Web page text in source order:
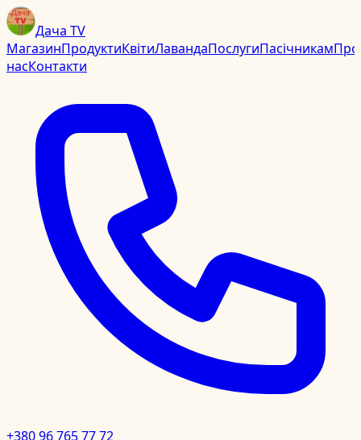
Дача TV
МагазинПродуктиКвітиЛавандаПослугиПасічникамПро
насКонтакти
+380 96 765 77 72